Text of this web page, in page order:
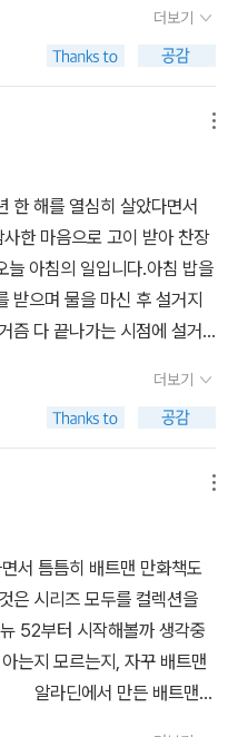
'가 자리 잡았는데 역시나 인
청장이 70세를 앞두다니...
제가 배트맨을 사랑한것은 아
인도 초능력자도 아닌 우리
인간과 거리가 먼 백만장자
충직한 알프레드(앨프리드
삶보다 브루스 웨인의 삶을
고담을 떠나야 진정으로 배
맨을 다시 돌아오게 한것은 투
였지만, 사고로 인해 다른 인
런. 그의 정신을 다시 되돌릴
치료 불가능이었나봅니다.
배트맨은 사이드킥을 두려
가 탄생.배트맨과 로빈은 찰
왠수 같을때가 있어요. 배트
탄이고,슈퍼맨이 바라보는
의 이야기에 조커가 나오지
대 로빈을 죽인 조커에게 조
가끔.. 그가 그냥 나쁜놈들을
그가 자경단을 유지할수 있는
직이 있었기 때문인것 같아
었는데, 시공사로 가면서 엽서
서 이벤트 부활해주세요~~
히 어떤 캐릭터인지는 잘 몰
스트 나이
왓치맨만 읽었는데, 그때는
조합인 수어사이드스쿼
캐릭터들이 많군요. 만우절
되지도 않았어요. ㅋㅋ 할리
만 아니라 '고담'이라는 장소
블랙 호크가 있고 DC에는
마블 - 표지만 봤을때는, 슈퍼
되는 책이예요.d
길 바라는 마음이었는데, 그
소장하고 있어요. ^^마블 코
더
. 죽도 사무라
궁금한만화책. '어제
도에 끝나는 시리즈일거라 생
까지 읽고 만화 요리책 하나
운 외전으로 만날수도 있구
민 *한국만화* 20권이
...^^;; 미메시스 그래픽노블
, 만화라고 불가받아서 구
때 구입하는것도 옳은것 같
입한 품절된 도서 가격
더보기
한 해를 열심히 살았다면서
한 마음으로 고이 받아 찬장
늘 아침의 일입니다.아침 밥을
받으며 물을 마신 후 설거지
즘 다 끝나가는 시점에 설거
가득든 배트맨에 무게를 이
았습니다.결과는 접시 두동
걸까요? 무튼 그렇게 평화
몸만 굳건히 지켜나가고
에서 오돌오돌 떨고있는 접시
일 조짐이 있다는 소식을
세용^~^ 그러고보니 저는 배
떤 책이 있나 궁금해 살펴봅
더보기
서 틈틈히 배트맨 만화책도
은 시리즈 모두를 컬렉션을
52부터 시작해볼까 생각중
는지 모르는지, 자꾸 배트맨